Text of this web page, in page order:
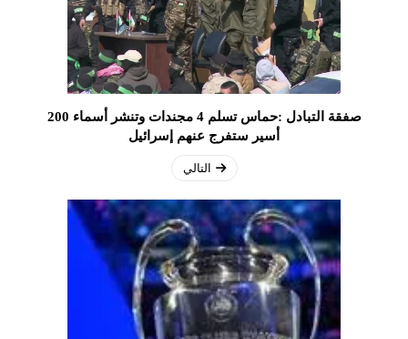
صفقة التبادل :حماس تسلم 4 مجندات وتنشر أسماء 200
أسير ستفرج عنهم إسرائيل
التالي